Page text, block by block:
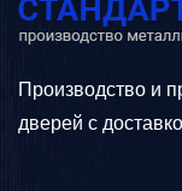
Производство и
дверей с